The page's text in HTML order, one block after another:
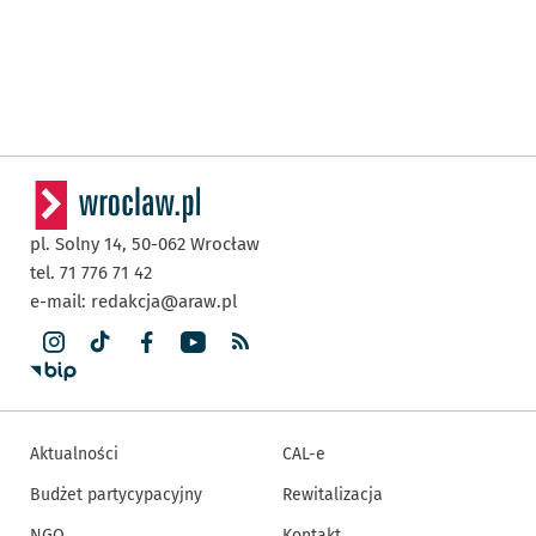
pl. Solny 14, 50-062 Wrocław
tel. 71 776 71 42
e-mail: redakcja@araw.pl
Aktualności
Budżet partycypacyjny
CAL-e
Rewitalizacja